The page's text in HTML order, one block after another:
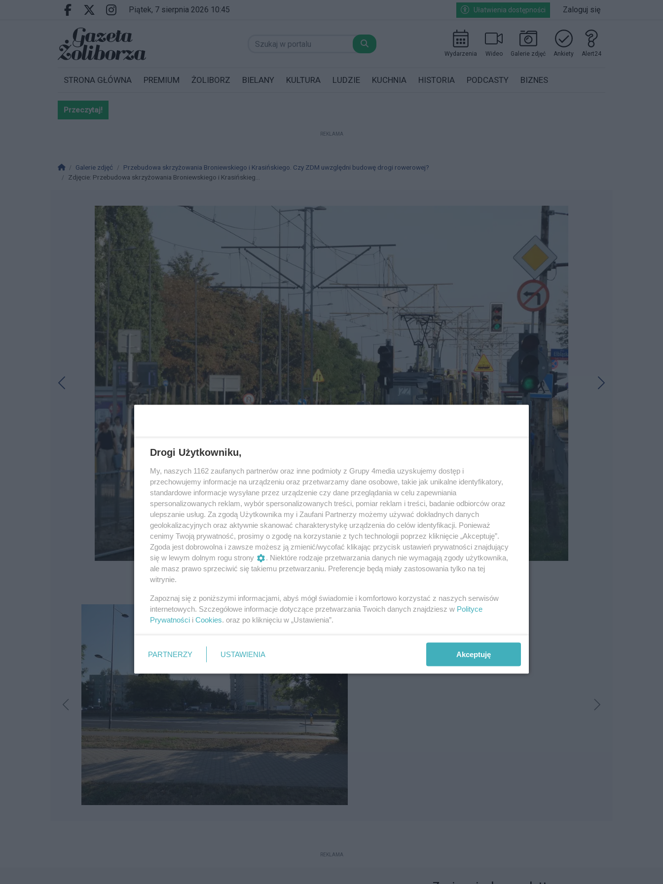
Przejdź do głównych treści
Przejdź do wyszukiwarki
Przejdź do głównego menu
Facebook.com
X.comInstagram.com
piątek, 7 sierpnia 2026 10:45 Ułatwienia dostępności Zaloguj się
Wydarzenia Wideo Galerie zdjęć Ankiety Alert24
STRONA GŁÓWNA PREMIUM ŻOLIBORZ BIELANY KULTURA LUDZIE KUCHNIA HISTORIA PODCASTY BIZNES
Przeczytaj!
REKLAMA
Strona główna
Galerie zdjęć
Przebudowa skrzyżowania Broniewskiego i Krasińskiego. Czy ZDM uwzględni budowę drogi rowerowej?
Zdjęcie: Przebudowa skrzyżowania Broniewskiego i Krasińskieg...
16 / 81
REKLAMA
Drogi Użytkowniku,
My, naszych 1162 zaufanych partnerów oraz inne podmioty z Grupy 4media uzyskujemy dostęp i
przechowujemy informacje na urządzeniu oraz przetwarzamy dane osobowe, takie jak unikalne identyfikatory,
standardowe informacje wysyłane przez urządzenie czy dane przeglądania w celu zapewniania
spersonalizowanych reklam, wybór spersonalizowanych treści, pomiar reklam i treści, badanie odbiorców oraz
ulepszanie usług. Za zgodą Użytkownika my i Zaufani Partnerzy możemy używać dokładnych danych
geolokalizacyjnych oraz aktywnie skanować charakterystykę urządzenia do celów identyfikacji. Ponieważ
cenimy Twoją prywatność, prosimy o zgodę na korzystanie z tych technologii poprzez kliknięcie „Akceptuję”.
Zgoda jest dobrowolna i zawsze możesz ją zmienić/wycofać klikając przycisk ustawień prywatności znajdujący
się w lewym dolnym rogu strony
. Niektóre rodzaje przetwarzania danych nie wymagają zgody użytkownika,
ale masz prawo sprzeciwić się takiemu przetwarzaniu. Preferencje będą miały zastosowania tylko na tej
witrynie.
Zapoznaj się z poniższymi informacjami, abyś mógł świadomie i komfortowo korzystać z naszych serwisów
internetowych. Szczegółowe informacje dotyczące przetwarzania Twoich danych znajdziesz w Polityce
Prywatności i Cookies . oraz po kliknięciu w „Ustawienia”.
PARTNERZY USTAWIENIA Akceptuję